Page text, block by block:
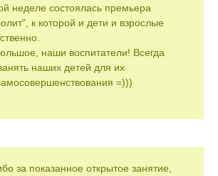
неделе состоялась премьера
к которой и дети и взрослые
наши воспитатели! Всегда
наших детей для их
=)))
за показанное открытое занятие,